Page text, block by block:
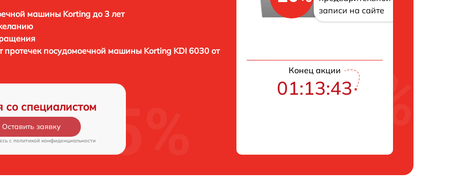
машины Korting до 3 лет
протечек посудомоечной машины Korting KDI 6030 от
со специалистом
Оставить заявку
c политикой конфиденциальности
записи на сайте
Конец акции
01:13:42